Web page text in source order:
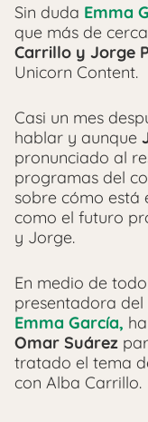
Sin duda Emma
que más de
Carrillo y Jorge
Unicorn Content.
Casi un mes
hablar y aunque
pronunciado al
programas del
sobre cómo está
como el futuro
y Jorge.
En medio de
presentadora
Emma García,
Omar Suárez
tratado el tema
con Alba Carrillo.